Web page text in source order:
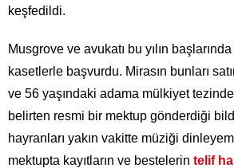
keşfedildi.
Musgrove ve avukatı bu yılın başlarında
kasetlerle başvurdu. Mirasın bunları
ve 56 yaşındaki adama mülkiyet tezinde
belirten resmi bir mektup gönderdiği
hayranları yakın vakitte müziği
mektupta kayıtların ve bestelerin telif